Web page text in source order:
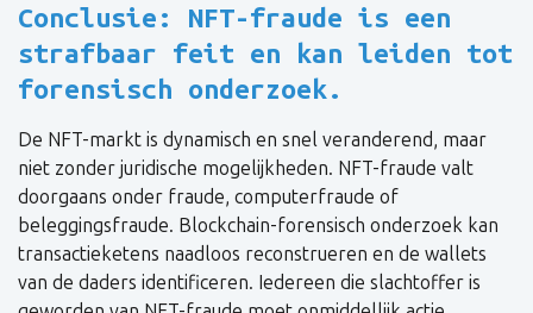
Conclusie: NFT-fraude is een
strafbaar feit en kan leiden tot
forensisch onderzoek.
De NFT-markt is dynamisch en snel veranderend, maar
niet zonder juridische mogelijkheden. NFT-fraude valt
doorgaans onder fraude, computerfraude of
beleggingsfraude. Blockchain-forensisch onderzoek kan
transactieketens naadloos reconstrueren en de wallets
van de daders identificeren. Iedereen die slachtoffer is